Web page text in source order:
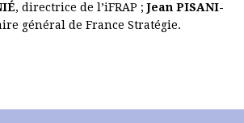
, directrice de l’iFRAP ;Jean PISANI-
général de France Stratégie.